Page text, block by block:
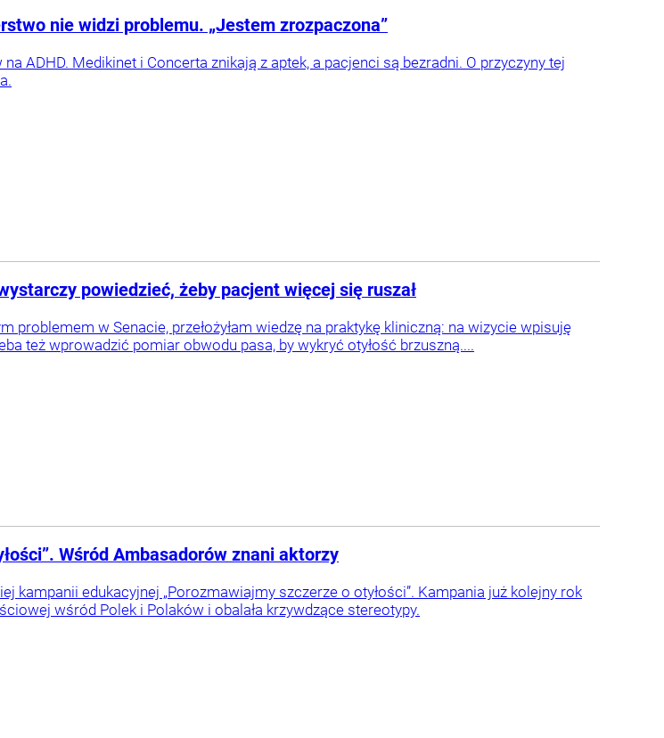
nie widzi problemu. „Jestem zrozpaczona”
ADHD. Medikinet i Concerta znikają z aptek, a pacjenci są bezradni. O przyczyny tej
powiedzieć, żeby pacjent więcej się ruszał
problemem w Senacie, przełożyłam wiedzę na praktykę kliniczną: na wizycie wpisuję
też wprowadzić pomiar obwodu pasa, by wykryć otyłość brzuszną....
Wśród Ambasadorów znani aktorzy
kampanii edukacyjnej „Porozmawiajmy szczerze o otyłości”. Kampania już kolejny rok
wśród Polek i Polaków i obalała krzywdzące stereotypy.